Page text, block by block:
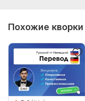
Похожие кворки